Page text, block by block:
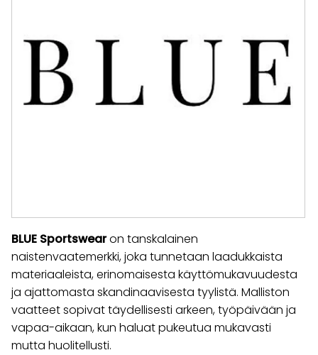
BLUE Sportswearon tanskalainen
naistenvaatemerkki, joka tunnetaan laadukkaista
materiaaleista, erinomaisesta käyttömukavuudesta
ja ajattomasta skandinaavisesta tyylistä. Malliston
vaatteet sopivat täydellisesti arkeen, työpäivään ja
vapaa-aikaan, kun haluat pukeutua mukavasti
mutta huolitellusti.